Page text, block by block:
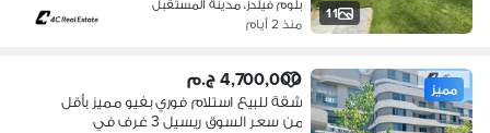
11
بلوم فيلدز، مدينة المستقبل
منذ 2 أيام
مميز 4,700,000 ج.م
شقة للبيع استلام فوري بفيو مميز بأقل
من سعر السوق ريسيل 3 غرف في